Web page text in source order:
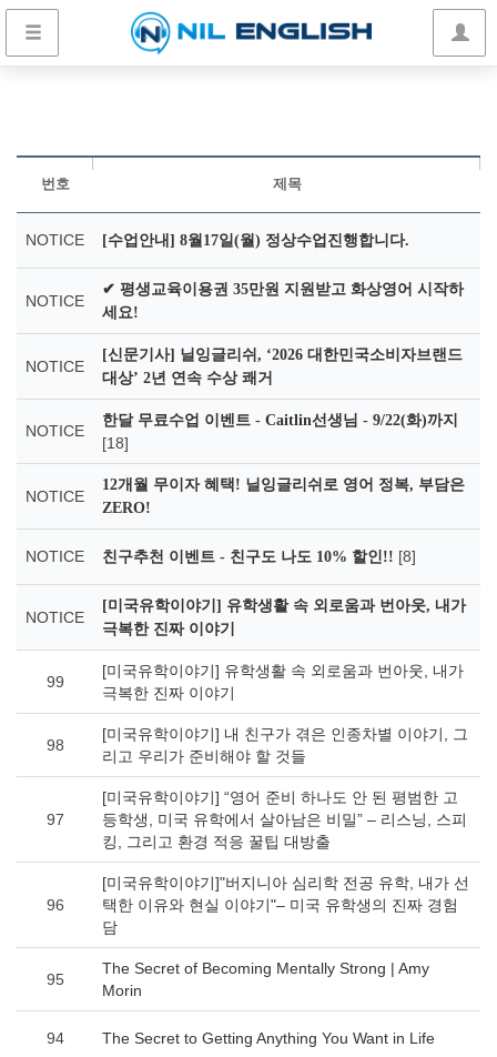
번호 제목
NOTICE [수업안내] 8월17일(월) 정상수업진행합니다.
NOTICE
✔ 평생교육이용권 35만원 지원받고 화상영어 시작하
세요!
NOTICE
[신문기사] 닐잉글리쉬, ‘2026 대한민국소비자브랜드
대상’ 2년 연속 수상 쾌거
NOTICE
한달 무료수업 이벤트 - Caitlin선생님 - 9/22(화)까지
[18]
NOTICE
12개월 무이자 혜택! 닐잉글리쉬로 영어 정복, 부담은
ZERO!
NOTICE 친구추천 이벤트 - 친구도 나도 10% 할인!! [8]
NOTICE
[미국유학이야기] 유학생활 속 외로움과 번아웃, 내가
극복한 진짜 이야기
99
[미국유학이야기] 유학생활 속 외로움과 번아웃, 내가
극복한 진짜 이야기
98
[미국유학이야기] 내 친구가 겪은 인종차별 이야기, 그
리고 우리가 준비해야 할 것들
97
[미국유학이야기] “영어 준비 하나도 안 된 평범한 고
등학생, 미국 유학에서 살아남은 비밀” – 리스닝, 스피
킹, 그리고 환경 적응 꿀팁 대방출
96
[미국유학이야기]"버지니아 심리학 전공 유학, 내가 선
택한 이유와 현실 이야기"– 미국 유학생의 진짜 경험
담
95
The Secret of Becoming Mentally Strong | Amy
Morin
94 The Secret to Getting Anything You Want in Life